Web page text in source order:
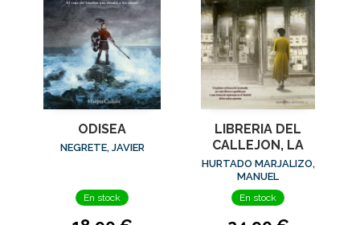
ODISEA
NEGRETE, JAVIER
En stock
LIBRERIA DEL
CALLEJON, LA
HURTADO MARJALIZO,
MANUEL
En stock